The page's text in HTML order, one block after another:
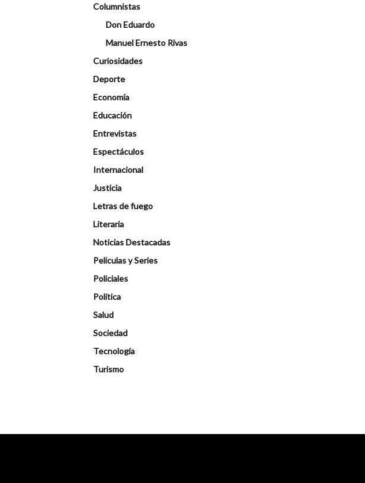
Columnistas
Don Eduardo
Manuel Ernesto Rivas
Curiosidades
Deporte
Economía
Educación
Entrevistas
Espectáculos
Internacional
Justicia
Letras de fuego
Literaria
Noticias Destacadas
Peliculas y Series
Policiales
Política
Salud
Sociedad
Tecnología
Turismo